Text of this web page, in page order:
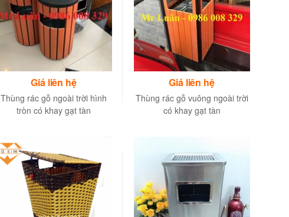
Giá liên hệ
Thùng rác gỗ ngoài trời hình
tròn có khay gạt tàn
Giá liên hệ
Thùng rác gỗ vuông ngoài trời
có khay gạt tàn